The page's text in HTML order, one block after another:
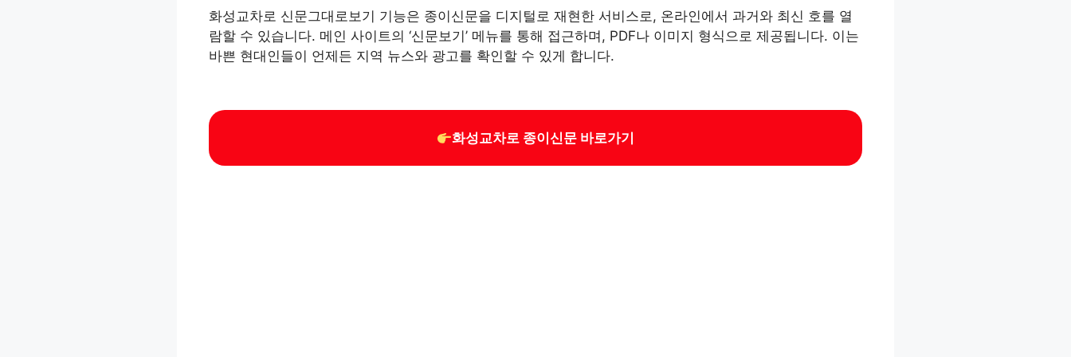
화성교차로 신문그대로보기 기능은 종이신문을 디지털로 재현한 서비스로, 온라인에서 과거와 최신 호를 열
람할 수 있습니다. 메인 사이트의 ‘신문보기’ 메뉴를 통해 접근하며, PDF나 이미지 형식으로 제공됩니다. 이는
바쁜 현대인들이 언제든 지역 뉴스와 광고를 확인할 수 있게 합니다.
화성교차로 종이신문 바로가기